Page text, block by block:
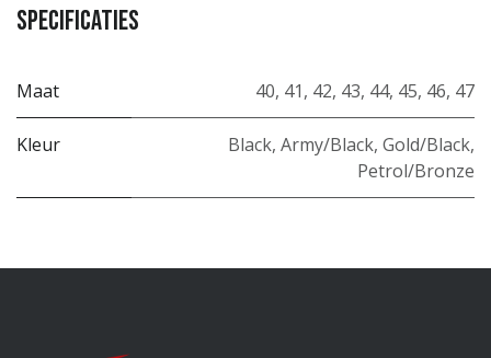
Specificaties
Maat 40, 41, 42, 43, 44, 45, 46, 47
Kleur Black, Army/Black, Gold/Black,
Petrol/Bronze